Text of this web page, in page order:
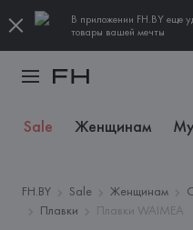
В приложении FH.BY еще
товары вашей мечты
Sale Женщинам
FH.BY Sale Женщинам
Плавки
Плавки WAIMEA